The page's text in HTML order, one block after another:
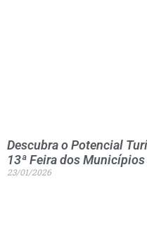
Descubra o Potencial
13ª Feira dos
23/01/2026